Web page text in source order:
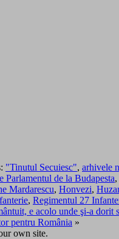
"Tinutul Secuiesc", arhivele
Parlamentul de la Budapesta,
Mardarescu, Honvezi,
, Regimentul 27
e acolo unde şi-a dorit
pentru România »
own site.